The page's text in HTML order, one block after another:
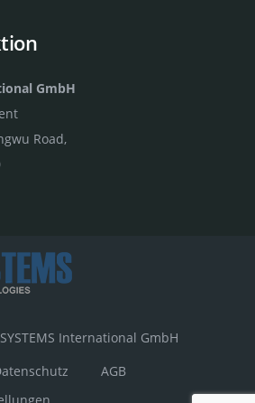
GmbH
Road,
International GmbH
AGB